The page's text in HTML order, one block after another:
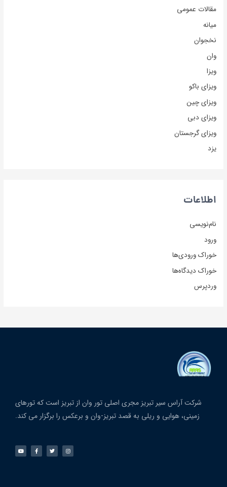
مقالات عمومی
میانه
نخجوان
وان
ویزا
ویزای باکو
ویزای چین
ویزای دبی
ویزای گرجستان
یزد
اطلاعات
نام‌نویسی
ورود
خوراک ورودی‌ها
خوراک دیدگاه‌ها
وردپرس
شرکت آراس سیر تبریز مجری اصلی تور وان از تبریز است که تورهای
زمینی، هوایی و ریلی به قصد تبریز-وان و برعکس را برگزار می کند.